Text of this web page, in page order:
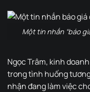
Một tin nhắn “báo
Ngọc Trâm, kinh
trong tình huống
nhận đang làm việc